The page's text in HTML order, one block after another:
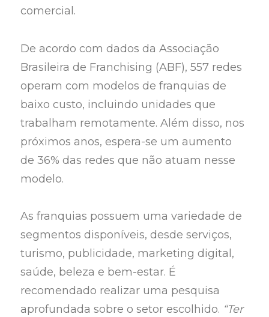
comercial.
De acordo com dados da Associação
Brasileira de Franchising (ABF), 557 redes
operam com modelos de franquias de
baixo custo, incluindo unidades que
trabalham remotamente. Além disso, nos
próximos anos, espera-se um aumento
de 36% das redes que não atuam nesse
modelo.
As franquias possuem uma variedade de
segmentos disponíveis, desde serviços,
turismo, publicidade, marketing digital,
saúde, beleza e bem-estar. É
recomendado realizar uma pesquisa
aprofundada sobre o setor escolhido. “Ter